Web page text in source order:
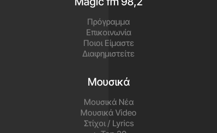
Πρόγραμμα
Επικοινωνία
Ποιοι Είμαστε
Διαφημιστείτε
Μουσικά
Μουσικά Νέα
Μουσικά Video
Στίχοι / Lyrics